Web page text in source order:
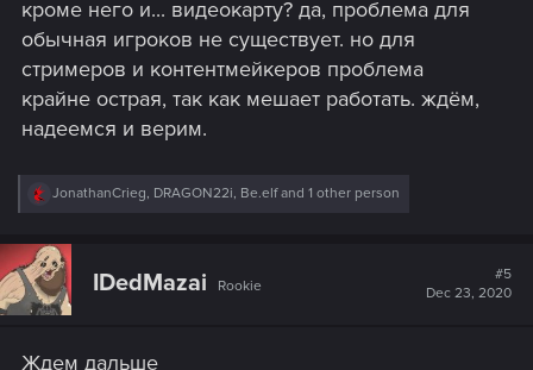
кроме него и... видеокарту? да, проблема для
обычная игроков не существует. но для
стримеров и контентмейкеров проблема
крайне острая, так как мешает работать. ждём,
надеемся и верим.
R
c
t
i
o
:
JonathanCrieg, DRAGON22i, Be.elfand 1 other person
IDedMazai Rookie
#5
Dec 23, 2020
Ждем дальше